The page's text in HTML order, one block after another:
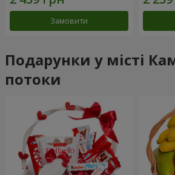
Замовити
Подарунки у місті
потоки